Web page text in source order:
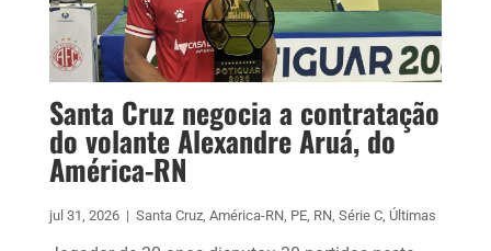
Santa Cruz negocia a contratação
do volante Alexandre Aruá, do
América-RN
jul 31, 2026 | Santa Cruz, América-RN, PE, RN, Série C, Últimas